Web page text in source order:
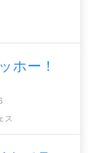
ホー！
ス